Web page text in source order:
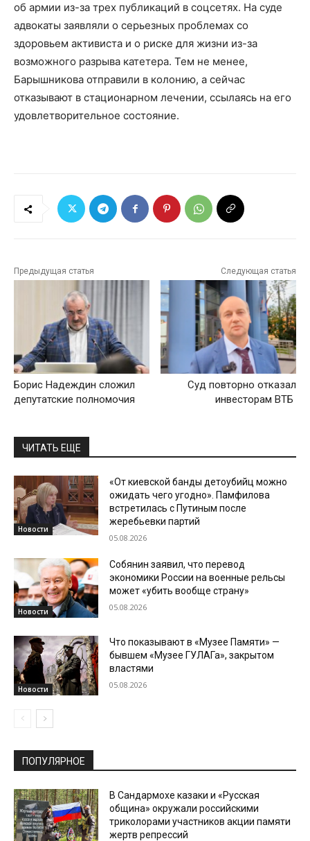
об армии из-за трех публикаций в соцсетях. На суде
адвокаты заявляли о серьезных проблемах со
здоровьем активиста и о риске для жизни из-за
возможного разрыва катетера. Тем не менее,
Барышникова отправили в колонию, а сейчас
отказывают в стационарном лечении, ссылаясь на его
удовлетворительное состояние.
Предыдущая статья
Борис Надеждин сложил
депутатские полномочия
Следующая статья
Суд повторно отказал
инвесторам ВТБ
ЧИТАТЬ ЕЩЕ
Новости
«От киевской банды детоубийц можно
ожидать чего угодно». Памфилова
встретилась с Путиным после
жеребьевки партий
05.08.2026
Новости
Собянин заявил, что перевод
экономики России на военные рельсы
может «убить вообще страну»
05.08.2026
Новости
Что показывают в «Музее Памяти» —
бывшем «Музее ГУЛАГа», закрытом
властями
05.08.2026
ПОПУЛЯРНОЕ
В Сандармохе казаки и «Русская
община» окружали российскими
триколорами участников акции памяти
жертв репрессий